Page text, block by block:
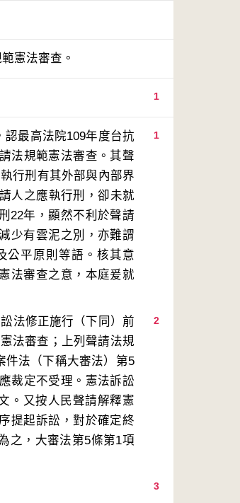
憲法審查。
1
1
最高法院109年度台抗
法規範憲法審查。其聲
行刑有其外部與內部界
人之應執行刑，卻未就
22年，顯然不利於聲請
少有雲泥之別，亦難謂
公平原則等語。核其意
法審查之意，本庭爰就
2
法修正施行（下同）前
法審查；上列聲請法規
件法（下稱大審法）第5
裁定不受理。憲法訴訟
。又按人民聲請解釋憲
提起訴訟，對於確定終
之，大審法第5條第1項
3